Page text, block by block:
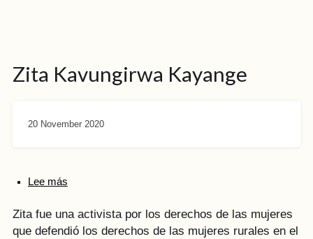
Zita Kavungirwa Kayange
20 November 2020
Lee más
Zita fue una activista por los derechos de las mujeres
que defendió los derechos de las mujeres rurales en el